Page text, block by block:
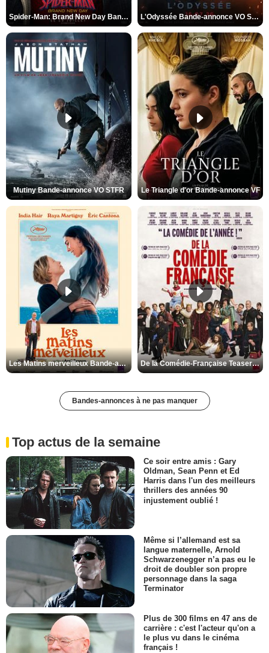
Spider-Man: Brand New Day Bande-annonce VO STFR L'Odyssée Bande-annonce VO STFR
Mutiny Bande-annonce VO STFR Le Triangle d'or Bande-annonce VF
Les Matins merveilleux Bande-annonce VF De la Comédie-Française Teaser VF
Bandes-annonces à ne pas manquer
Top actus de la semaine
Ce soir entre amis : Gary
Oldman, Sean Penn et Ed
Harris dans l'un des meilleurs
thrillers des années 90
injustement oublié !
Même si l’allemand est sa
langue maternelle, Arnold
Schwarzenegger n’a pas eu le
droit de doubler son propre
personnage dans la saga
Terminator
Plus de 300 films en 47 ans de
carrière : c'est l'acteur qu'on a
le plus vu dans le cinéma
français !